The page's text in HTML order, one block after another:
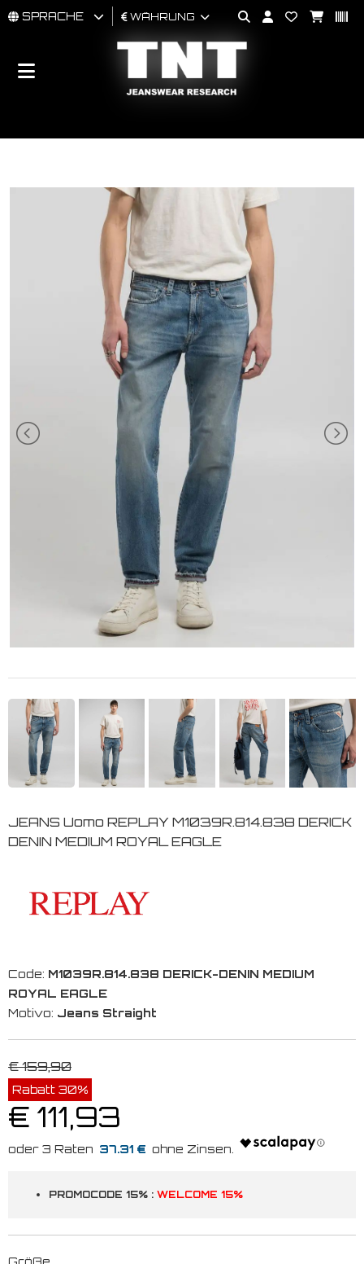
MÄNNER
BRAND
SPRACHE WÄHRUNG
JEANS Uomo REPLAY M1039R.814.838 DERICK
DENIN MEDIUM ROYAL EAGLE
Code: M1039R.814.838 DERICK-DENIN MEDIUM
ROYAL EAGLE
Motivo: Jeans Straight
€ 159,90
Rabatt 30%
€ 111,93
37.31 €
PROMOCODE 15% : WELCOME 15%
Größe